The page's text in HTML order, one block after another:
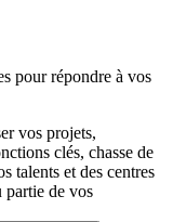
pour répondre à vos
vos projets,
clés, chasse de
talents et des centres
partie de vos